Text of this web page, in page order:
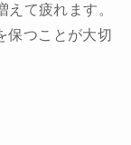
て疲れます。
保つことが大切